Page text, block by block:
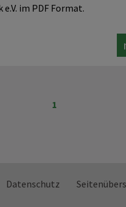
im PDF Format.
1
Datenschutz